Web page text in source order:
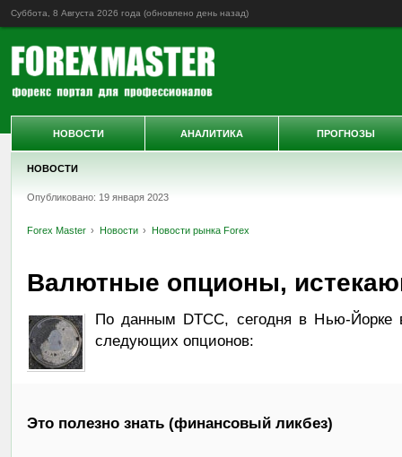
Суббота, 8 Августа 2026 года (обновлено день назад)
НОВОСТИ
Опубликовано: 19 января 2023
Forex Master Новости Новости рынка Forex
Валютные опционы,
По данным DTCC, сегодня в Нью-Йорке
следующих опционов:
Это полезно знать (финансовый ликбез)
НОВОСТИ АНАЛИТИКА ПРОГНОЗЫ